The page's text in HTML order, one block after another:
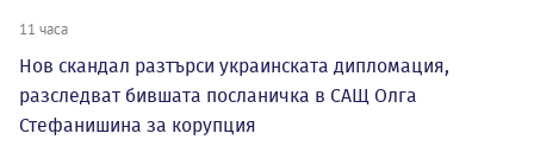
11 часа
Нов скандал разтърси украинската дипломация,
разследват бившата посланичка в САЩ Олга
Стефанишина за корупция